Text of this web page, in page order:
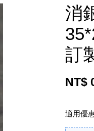
消
訂
NT$
適用優